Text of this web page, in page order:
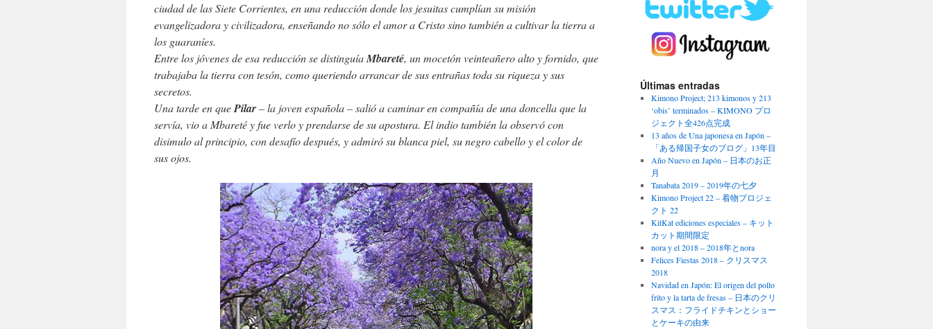
ciudad de las Siete Corrientes, en una reducción donde los jesuitas cumplían su misión
evangelizadora y civilizadora, enseñando no sólo el amor a Cristo sino también a cultivar la tierra a
los guaraníes.
Entre los jóvenes de esa reducción se distinguíaMbareté, un mocetón veinteañero alto y fornido, que
trabajaba la tierra con tesón, como queriendo arrancar de sus entrañas toda su riqueza y sus
secretos.
Una tarde en quePilar– la joven española – salió a caminar en compañía de una doncella que la
servía, vio a Mbareté y fue verlo y prendarse de su apostura. El indio también la observó con
disimulo al principio, con desafío después, y admiró su blanca piel, su negro cabello y el color de
sus ojos.
Últimas entradas
Kimono Project; 213 kimonos y 213
‘obis’ terminados – KIMONO プロ
ジェクト全426点完成
13 años de Una japonesa en Japón –
「ある帰国子女のブログ」13年目
Año Nuevo en Japón – 日本のお正
月
Tanabata 2019 – 2019年の七夕
Kimono Project 22 – 着物プロジェ
クト 22
KitKat ediciones especiales – キット
カット期間限定
nora y el 2018 – 2018年とnora
Felices Fiestas 2018 – クリスマス
2018
Navidad en Japón: El origen del pollo
frito y la tarta de fresas – 日本のクリ
スマス：フライドチキンとショー
とケーキの由来